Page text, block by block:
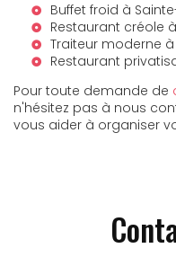
Buffet froid à
Restaurant créole
Traiteur moderne
Restaurant
Pour toute demande de
n'hésitez pas à nous
vous aider à organiser